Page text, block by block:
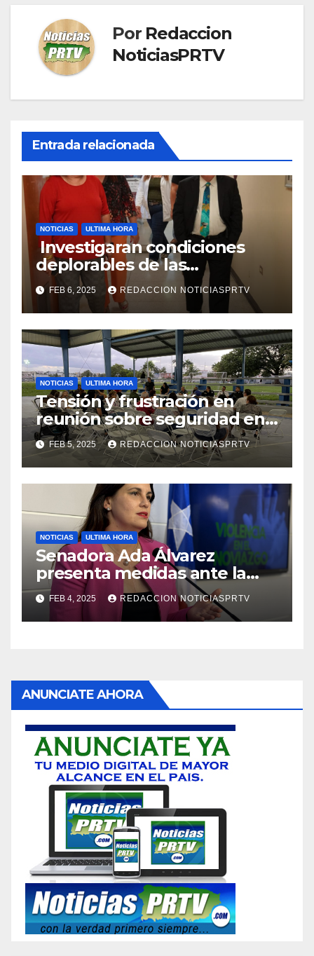
Por Redaccion
NoticiasPRTV
Entrada relacionada
NOTICIAS ULTIMA HORA
Investigaran condiciones
deplorables de las
facilidades el Departamento
de la Salud en Mayagüez
FEB 6, 2025 REDACCION NOTICIASPRTV
NOTICIAS ULTIMA HORA
Tensión y frustración en
reunión sobre seguridad en
Reparto Metropolitano
FEB 5, 2025 REDACCION NOTICIASPRTV
NOTICIAS ULTIMA HORA
Senadora Ada Álvarez
presenta medidas ante la
violencia en el noviazgo
FEB 4, 2025 REDACCION NOTICIASPRTV
ANUNCIATE AHORA